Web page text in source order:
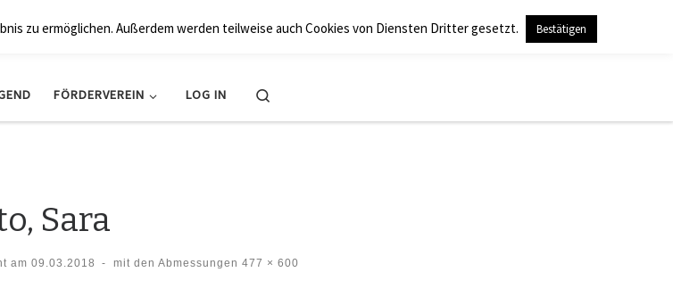
Hollfeld LogV
FÖRDERVEREIN LOG IN
Sara
am 09.03.2018 - mit den Abmessungen 477 × 600
zu ermöglichen. Außerdem werden teilweise auch Cookies von Diensten Dritter gesetzt. Bestätigen